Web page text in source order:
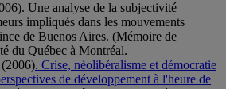
Une analyse de la subjectivité
impliqués dans les mouvements
de Buenos Aires. (Mémoire de
du Québec à Montréal.
. Crise, néolibéralisme et démocratie
de développement à l'heure de